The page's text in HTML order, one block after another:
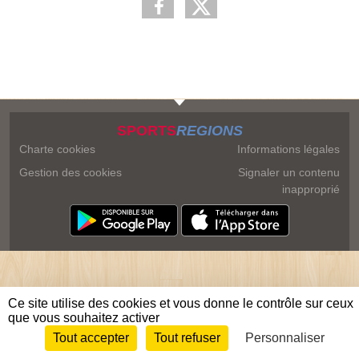
SPORTSREGIONS
Charte cookies
Gestion des cookies
Informations légales
Signaler un contenu
inapproprié
Envie de participer ? Connexion
Ce site utilise des cookies et vous donne le contrôle sur ceux
que vous souhaitez activer
Tout accepter
Tout refuser Personnaliser